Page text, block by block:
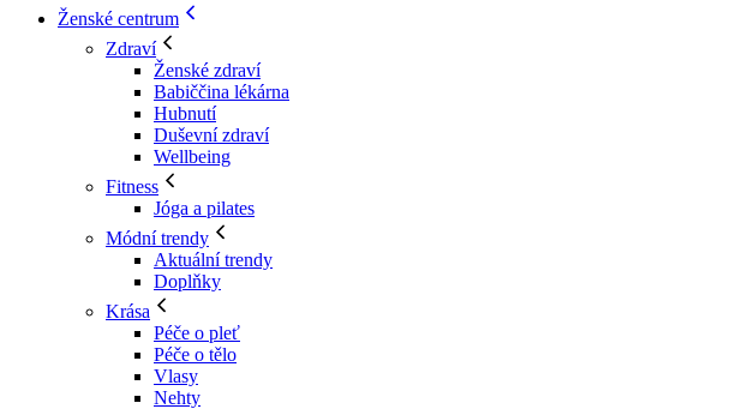
Ženské centrum
Zdraví
Ženské zdraví
Babiččina lékárna
Hubnutí
Duševní zdraví
Wellbeing
Fitness
Jóga a pilates
Módní trendy
Aktuální trendy
Doplňky
Krása
Péče o pleť
Péče o tělo
Vlasy
Nehty